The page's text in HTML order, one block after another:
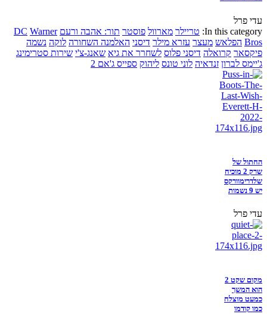
עדי פרל
In this category: טריילר מארוול פוסטר תור: אהבה ורעם DC Warner
Bros הפלאש מעצר עזרא מילר דיסני האלמנה השחורה לוקה נשמה
פיקסאר קרואלה דיסני פלוס לשחרר את גיא שאנג-צ'י שירות סטרימינג
ג'יימס לברון זנדאיה לוני טונס ליהוק ספייס ג'אם 2
החתול של
שרק 2 מוכיח
שלדרימוורקס
יש 9 נשמות
עדי פרל
מקום שקט 2
הוא המשך
כמעט מוצלח
כמו קודמו